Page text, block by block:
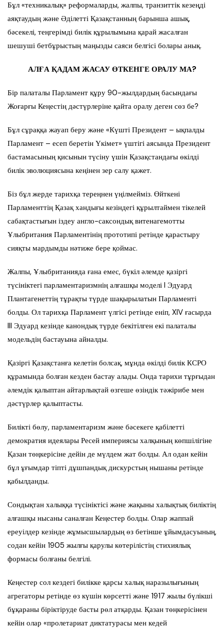
Бұл «техникалық» реформаларды, жалпы, транзиттік кезеңді
аяқтаудың және Әділетті Қазақстанның барынша ашық,
бәсекелі, теңгерімді билік құрылымына қарай жасалған
шешуші бетбұрыстың маңызды саяси белгісі болары анық.
АЛҒА ҚАДАМ ЖАСАУ ӨТКЕНГЕ ОРАЛУ МА?
Бір палаталы Парламент құру 90-жылдардың басындағы
Жоғарғы Кеңестің дәстүрлеріне қайта оралу деген сөз бе?
Бұл сұраққа жауап беру және «Күшті Президент – ықпалды
Парламент – есеп беретін Үкімет» үштігі аясында Президент
бастамасының қисынын түсіну үшін Қазақстандағы өкілді
билік эволюциясына кеңінен зер салу қажет.
Біз бұл жерде тарихқа тереңнен үңілмейміз. Өйткені
Парламенттің Қазақ хандығы кезіндегі құрылтаймен тікелей
сабақтастығын іздеу англо-саксондық витенагемотты
Ұлыбритания Парламентінің прототипі ретінде қарастыру
сияқты мардымды нәтиже бере қоймас.
Жалпы, Ұлыбританияда ғана емес, бүкіл әлемде қазіргі
түсініктегі парламентаризмнің алғашқы моделі I Эдуард
Плантагенеттің тұрақты түрде шақырылатын Парламенті
болды. Ол тарихқа Парламент үлгісі ретінде еніп, XIV ғасырда
III Эдуард кезінде канондық түрде бекітілген екі палаталы
модельдің бастауына айналды.
Қазіргі Қазақстанға келетін болсақ, мұнда өкілді билік КСРО
құрамында болған кезден бастау алады. Онда тарихи тұрғыдан
әлемдік қалыптан айтарлықтай өзгеше өзіндік тәжірибе мен
дәстүрлер қалыптасты.
Билікті бөлу, парламентаризм және бәсекеге қабілетті
демократия идеялары Ресей империясы халқының көпшілігіне
Қазан төңкерісіне дейін де мүлдем жат болды. Ал одан кейін
бұл ұғымдар тіпті дұшпандық дискурстың нышаны ретінде
қабылданды.
Сондықтан халыққа түсініктісі және жақыны халықтық биліктің
алғашқы нысаны саналған Кеңестер болды. Олар жаппай
ереуілдер кезінде жұмысшылардың өз бетінше ұйымдасуының,
содан кейін 1905 жылғы қарулы көтерілістің стихиялық
формасы болғаны белгілі.
Кеңестер сол кездегі билікке қарсы халық наразылығының
агрегаторы ретінде өз күшін көрсетті және 1917 жылы бүлікші
бұқараны біріктіруде басты рөл атқарды. Қазан төңкерісінен
кейін олар «пролетариат диктатурасы мен кедей